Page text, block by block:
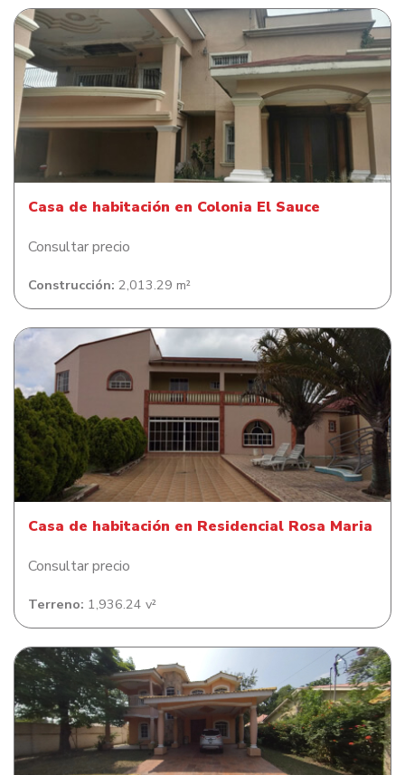
Casa de habitación en Colonia El Sauce
Casa de habitación en Colonia El Sauce
Consultar precio
Construcción: 2,013.29 m²
Casa de habitación en Residencial Rosa Maria
Casa de habitación en Residencial Rosa Maria
Consultar precio
Terreno: 1,936.24 v²
Casa de habitación en Residencial Quinta El Dorado